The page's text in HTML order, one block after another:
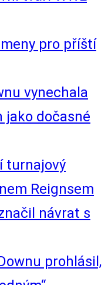
pro příští
vynechala
jako dočasné
turnajový
Reignsem
návrat s
prohlásil,